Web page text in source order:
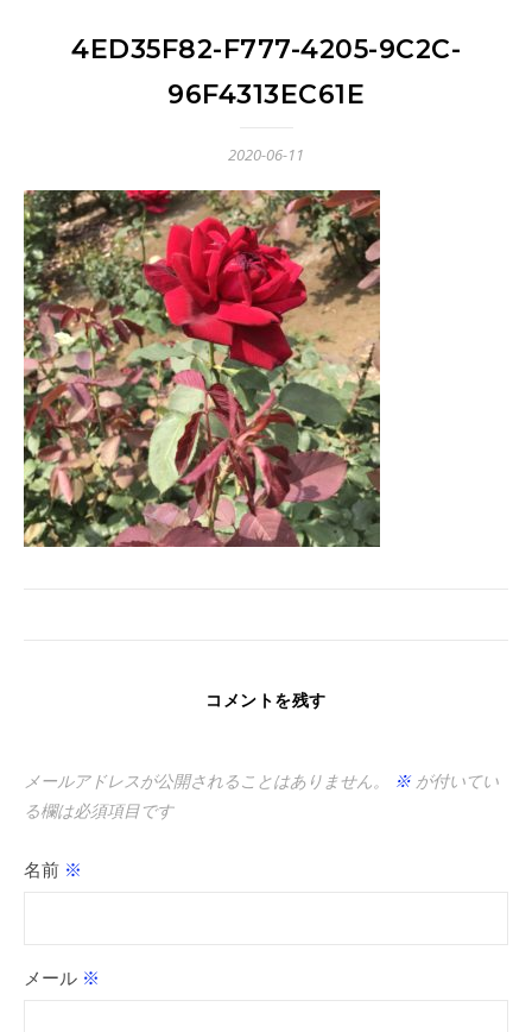
4ED35F82-F777-4205-9C2C-
96F4313EC61E
2020-06-11
コメントを残す
メールアドレスが公開されることはありません。 ※が付いてい
る欄は必須項目です
名前 ※
メール ※